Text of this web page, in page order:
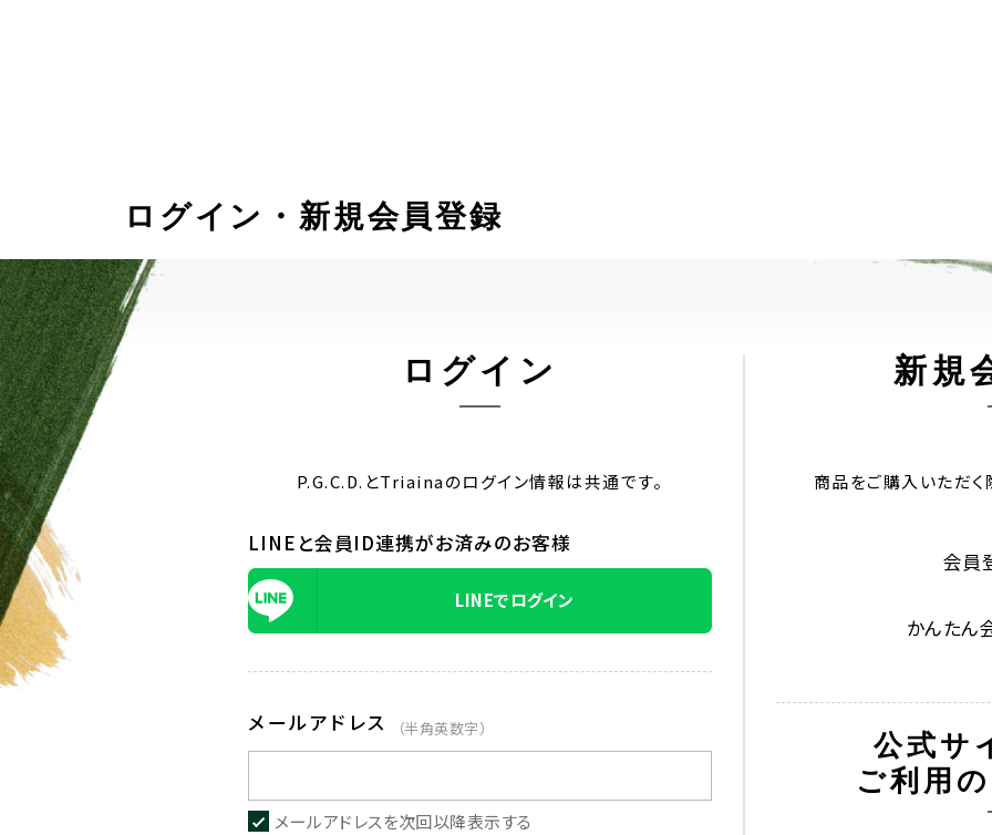
ログイン・新規会員登録
ログイン
P.G.C.D.とTriainaのログイン情報は共通です。
LINEと会員ID連携がお済みのお客様
LINEでログイン
メールアドレス （半角英数字）
メールアドレスを次回以降表示する
新規
商品をご購入いただく
会員
かんたん
公式サ
ご利用